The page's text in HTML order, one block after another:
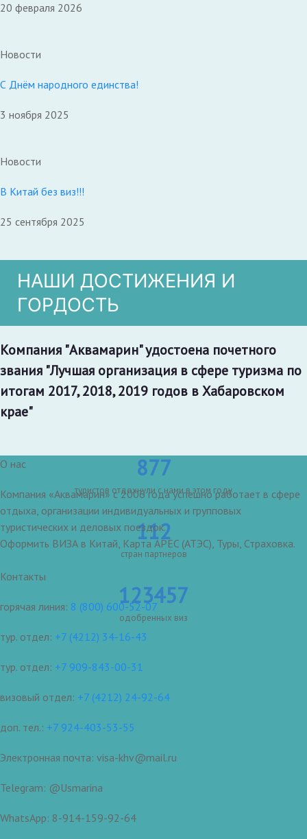
20 февраля 2026
Новости
С Днём народного единства!
3 ноября 2025
Новости
В Китай без виз!!!
25 сентября 2025
НАШИ ДОСТИЖЕНИЯ И
ГОРДОСТЬ
Компания "Аквамарин" удостоена почетного
звания "Лучшая организация в сфере туризма по
итогам 2017, 2018, 2019 годов в Хабаровском
крае"
877
туристов отдохнули с нами в этом году
112
стран партнеров
123457
одобренных виз
О нас
Компания «Аквамарин» с 2006 года успешно работает в сфере
отдыха, организации индивидуальных и групповых
туристических и деловых поездок.
Оформить ВИЗА в Китай, Карта APEC (АТЭС), Туры, Страховка.
Контакты
горячая линия: 8 (800) 600-52-07
тур. отдел: +7 (4212) 34-16-43
тур. отдел: +7 909-843-00-31
визовый отдел: +7 (4212) 24-92-64
доп. тел.: +7 924-403-53-55
Электронная почта: visa-khv@mail.ru
Telegram: @Usmarina
WhatsApp: 8-914-159-92-64